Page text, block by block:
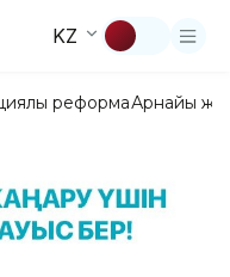
KZ
реформаАрнайы